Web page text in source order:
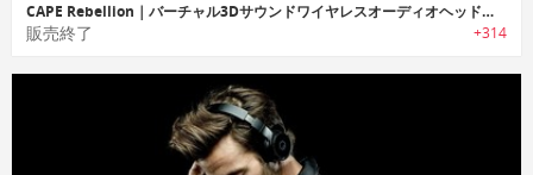
CAPE Rebellion｜バーチャル3Dサウンドワイヤレスオーディオヘッドホン「リベリオン」
販売終了 +314